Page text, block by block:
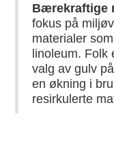
Bærekraftige
fokus på
materialer
linoleum. Folk
valg av gulv
en økning i
resirkulerte